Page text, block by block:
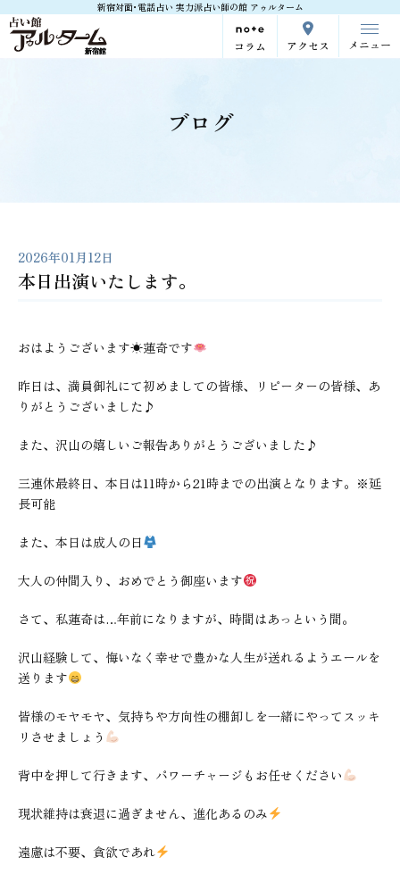
新宿対面･電話占い 実力派占い師の館 アゥルターム
コラム アクセス メニュー
ブログ
2026年01月12日
本日出演いたします。
おはようございます☀蓮奇です
昨日は、満員御礼にて初めましての皆様、リピーターの皆様、あ
りがとうございました♪
また、沢山の嬉しいご報告ありがとうございました♪
三連休最終日、本日は11時から21時までの出演となります。※延
長可能
また、本日は成人の日
大人の仲間入り、おめでとう御座います
さて、私蓮奇は…年前になりますが、時間はあっという間。
沢山経験して、悔いなく幸せで豊かな人生が送れるようエールを
送ります
皆様のモヤモヤ、気持ちや方向性の棚卸しを一緒にやってスッキ
リさせましょう
背中を押して行きます、パワーチャージもお任せください
現状維持は衰退に過ぎません、進化あるのみ
遠慮は不要、貪欲であれ